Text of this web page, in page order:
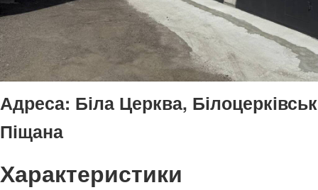
Адреса: Біла Церква,
Піщана
Характеристики